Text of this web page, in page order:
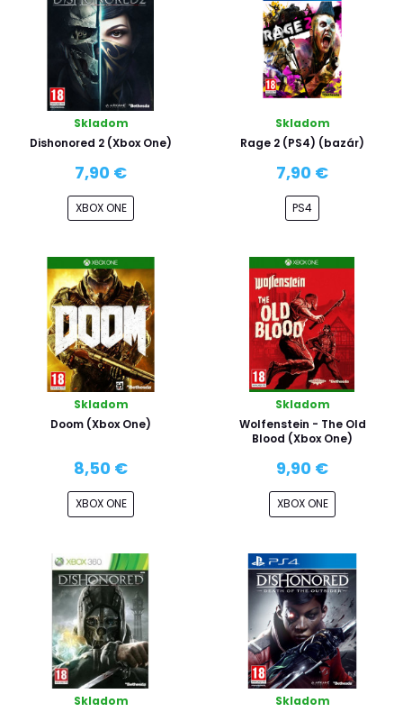
Skladom
Dishonored 2 (Xbox One)
7,90 €
XBOX ONE
Skladom
Rage 2 (PS4) (bazár)
7,90 €
PS4
Skladom
Doom (Xbox One)
8,50 €
XBOX ONE
Skladom
Wolfenstein - The Old
Blood (Xbox One)
9,90 €
XBOX ONE
Skladom
Skladom